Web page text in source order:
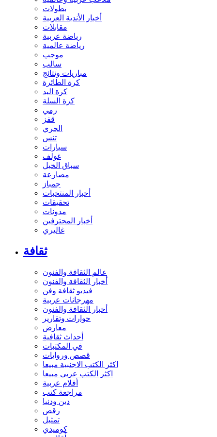
بطولات
أخبار الأندية العربية
مقابلات
رياضة عربية
رياضة عالمية
موجب
سالب
مباريات ونتائج
كرة الطائرة
كرة اليد
كرة السلة
رمي
قفز
الجري
تنس
سيارات
غولف
سباق الخيل
مصارعة
جمباز
أخبار المنتخبات
تحقيقات
مدونات
أخبار المحترفين
غاليري
ثقافة
عالم الثقافة والفنون
أخبار الثقافة والفنون
فيديو ثقافة وفن
مهرجانات عربية
أخبار الثقافة والفنون
حوارات وتقارير
معارض
أحداث ثقافية
في المكتبات
قصص وروايات
اكثر الكتب الاجنبية مبيعا
اكثر الكتب عربي مبيعا
أفلام عربية
مراجعة كتب
دين ودنيا
رقص
تمثيل
كوميدي